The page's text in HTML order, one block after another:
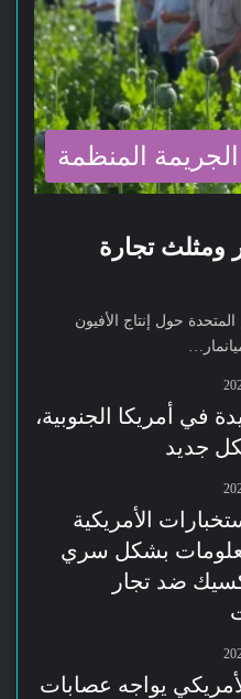
الجريمة المنظمة
ومثلث تجارة
حول إنتاج الأفيون
في أمريكا الجنوبية،
جديد
الأمريكية
بشكل سري
ضد تجار
يواجه عصابات